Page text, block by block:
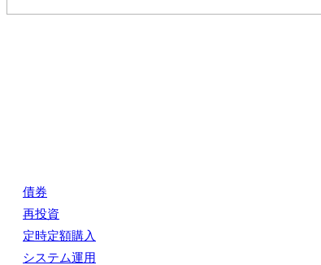
債券
再投資
定時定額購入
システム運用